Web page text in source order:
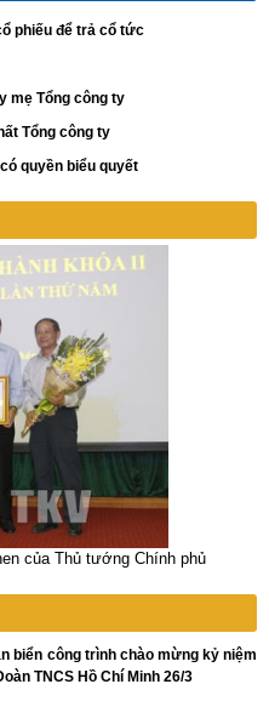
phiếu để trả cổ tức
mẹ Tổng công ty
Tổng công ty
quyền biểu quyết
của Thủ tướng Chính phủ
biển công trình chào mừng kỷ niệm
TNCS Hồ Chí Minh 26/3